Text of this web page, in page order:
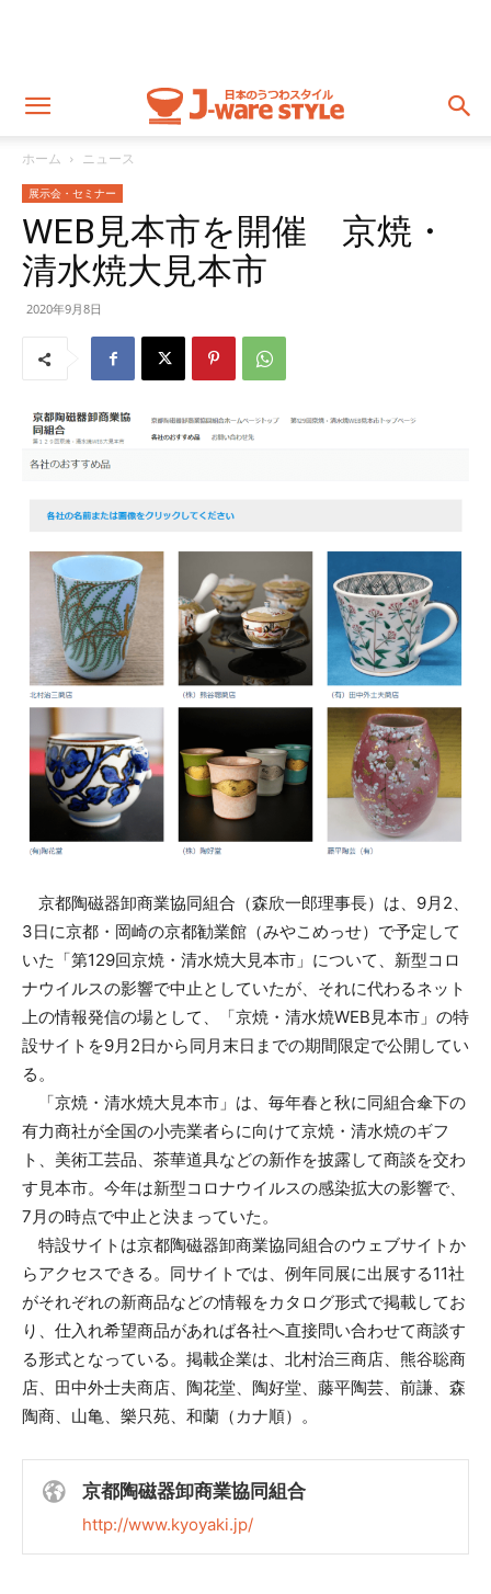
ホーム ニュース
展示会・セミナー
WEB見本市を開催 京焼・
清水焼大見本市
2020年9月8日
京都陶磁器卸商業協同組合（森欣一郎理事長）は、9月2、
3日に京都・岡崎の京都勧業館（みやこめっせ）で予定して
いた「第129回京焼・清水焼大見本市」について、新型コロ
ナウイルスの影響で中止としていたが、それに代わるネット
上の情報発信の場として、「京焼・清水焼WEB見本市」の特
設サイトを9月2日から同月末日までの期間限定で公開してい
る。
「京焼・清水焼大見本市」は、毎年春と秋に同組合傘下の
有力商社が全国の小売業者らに向けて京焼・清水焼のギフ
ト、美術工芸品、茶華道具などの新作を披露して商談を交わ
す見本市。今年は新型コロナウイルスの感染拡大の影響で、
7月の時点で中止と決まっていた。
特設サイトは京都陶磁器卸商業協同組合のウェブサイトか
らアクセスできる。同サイトでは、例年同展に出展する11社
がそれぞれの新商品などの情報をカタログ形式で掲載してお
り、仕入れ希望商品があれば各社へ直接問い合わせて商談す
る形式となっている。掲載企業は、北村治三商店、熊谷聡商
店、田中外士夫商店、陶花堂、陶好堂、藤平陶芸、前謙、森
陶商、山亀、樂只苑、和蘭（カナ順）。
京都陶磁器卸商業協同組合
http://www.kyoyaki.jp/